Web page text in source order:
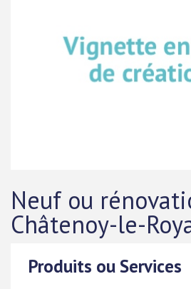
Neuf ou
Châtenoy-le-
Produits ou Services